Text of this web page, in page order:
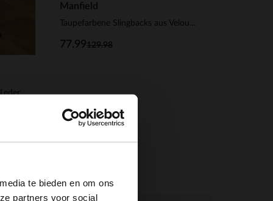
te bieden en om ons
partners voor social
Manfield
Taupefarbene Slingbacks aus Veloursleder
129.98
77.99